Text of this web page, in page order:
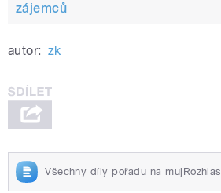
zájemců
autor: zk
Všechny díly pořadu na mujRozhlas